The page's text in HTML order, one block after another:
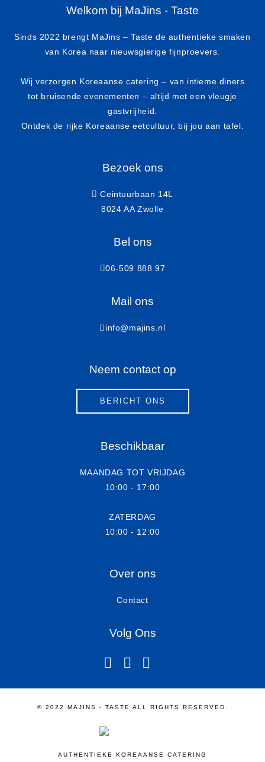
Welkom bij MaJins - Taste
Sinds 2022 brengt MaJins – Taste de authentieke smaken
van Korea naar nieuwsgierige fijnproevers.
Wij verzorgen Koreaanse catering – van intieme diners
tot bruisende evenementen – altijd met een vleugje
gastvrijheid.
Ontdek de rijke Koreaanse eetcultuur, bij jou aan tafel.
Bezoek ons
Ceintuurbaan 14L
8024 AA Zwolle
Bel ons
06-509 888 97
Mail ons
info@majins.nl
Neem contact op
BERICHT ONS
Beschikbaar
MAANDAG TOT VRIJDAG
10:00 - 17:00
ZATERDAG
10:00 - 12:00
Over ons
Contact
Volg Ons
instagram
facebook-f
© 2022 MAJINS - TASTE ALL RIGHTS RESERVED.
AUTHENTIEKE KOREAANSE CATERING